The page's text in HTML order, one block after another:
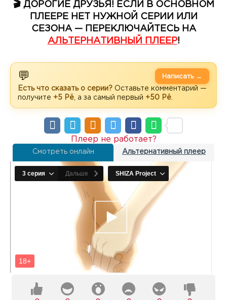
🎬 ДОРОГИЕ ДРУЗЬЯ! ЕСЛИ В ОСНОВНОМ
ПЛЕЕРЕ НЕТ НУЖНОЙ СЕРИИ ИЛИ
СЕЗОНА — ПЕРЕКЛЮЧАЙТЕСЬ НА
АЛЬТЕРНАТИВНЫЙ ПЛЕЕР!
💬
Есть что сказать о серии? Оставьте комментарий —
получите +5 Рё , а за самый первый +50 Рё
Написать →
Смотреть онлайн Альтернативный плеер
Плеер не работает?